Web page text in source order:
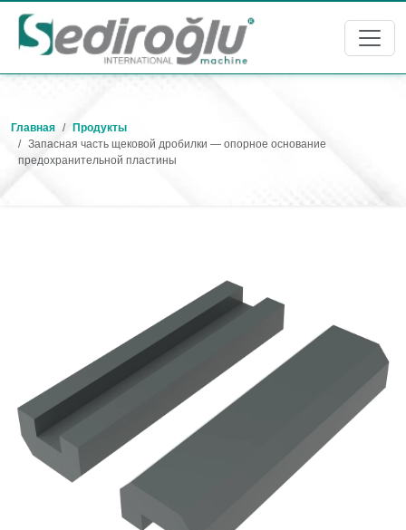
Главная
Продукты
Запасная часть щековой дробилки — опорное основание
предохранительной пластины